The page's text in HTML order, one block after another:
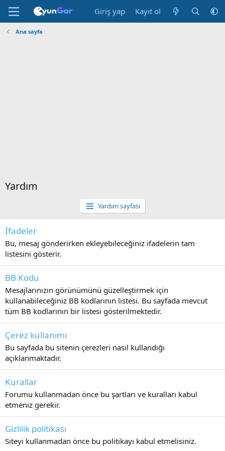
Giriş yap Kayıt ol
Ana sayfa
Yardım
Yardım sayfası
İfadeler
Bu, mesaj gönderirken ekleyebileceğiniz ifadelerin tam
listesini gösterir.
BB Kodu
Mesajlarınızın görünümünü güzelleştirmek için
kullanabileceğiniz BB kodlarının listesi. Bu sayfada mevcut
tüm BB kodlarının bir listesi gösterilmektedir.
Çerez kullanımı
Bu sayfada bu sitenin çerezleri nasıl kullandığı
açıklanmaktadır.
Kurallar
Forumu kullanmadan önce bu şartları ve kuralları kabul
etmeniz gerekir.
Gizlilik politikası
Siteyi kullanmadan önce bu politikayı kabul etmelisiniz.